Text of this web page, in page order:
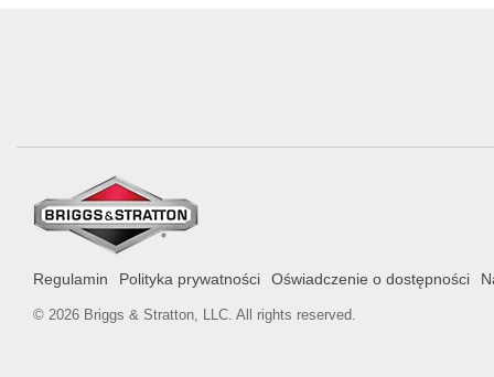
Regulamin Polityka prywatności Oświadczenie o dostępności
© 2026 Briggs & Stratton, LLC. All rights reserved.